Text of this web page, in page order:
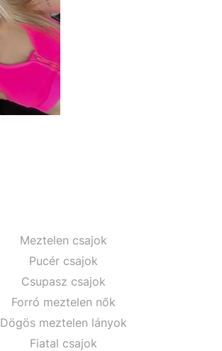
Meztelen csajok
Pucér csajok
Csupasz csajok
Forró meztelen nők
Dögös meztelen lányok
Fiatal csajok